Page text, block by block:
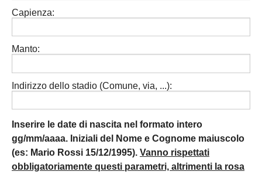
Capienza:
Manto:
Indirizzo dello stadio (Comune, via, ...):
Inserire le date di nascita nel formato intero
gg/mm/aaaa. Iniziali del Nome e Cognome maiuscolo
(es: Mario Rossi 15/12/1995). Vanno rispettati
obbligatoriamente questi parametri, altrimenti la rosa